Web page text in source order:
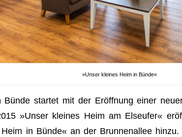
»Unser kleines Heim in Bünde«
Bünde startet mit der Eröffnung einer
»Unser kleines Heim am Elseufer«
in Bünde« an der Brunnenallee